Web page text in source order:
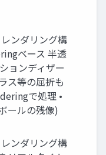
ンダリング構
ベース 半透
ョンディザー
ス等の屈折も
で処理 •
ールの残像)
ンダリング構